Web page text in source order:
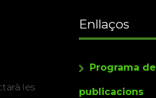
les
Enllaços
Programa de
publicacions